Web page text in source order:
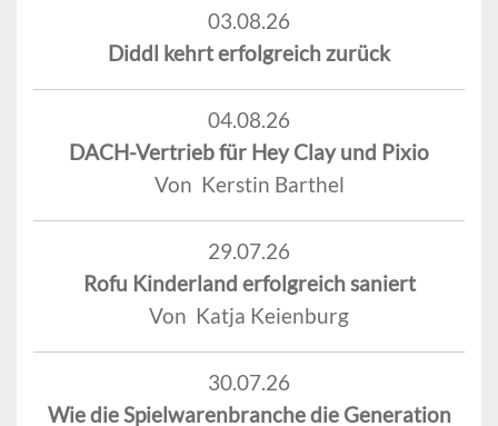
03.08.26
Diddl kehrt erfolgreich zurück
04.08.26
DACH-Vertrieb für Hey Clay und Pixio
Von Kerstin Barthel
29.07.26
Rofu Kinderland erfolgreich saniert
Von Katja Keienburg
30.07.26
Wie die Spielwarenbranche die Generation